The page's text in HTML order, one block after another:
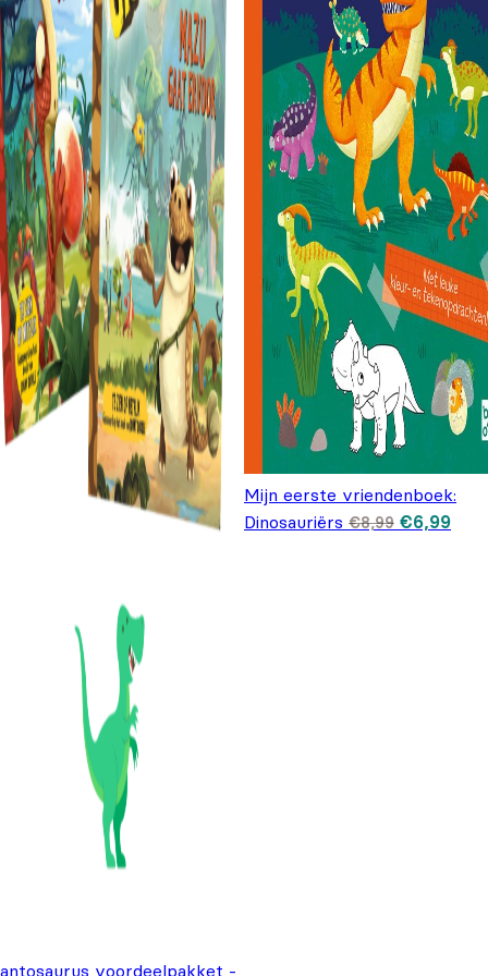
voordeelpakket -
Mijn eerste vriendenboek:
Dinosauriërs €8,99 prijs was:
€6,99